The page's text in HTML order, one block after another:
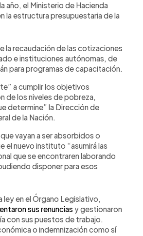
año, el Ministerio de Hacienda
la estructura presupuestaria de la
la recaudación de las cotizaciones
e instituciones autónomas, de
para programas de capacitación.
a cumplir los objetivos
de los niveles de pobreza,
determine” la Dirección de
de la Nación.
vayan a ser absorbidos o
el nuevo instituto “asumirá las
que se encontraren laborando
disponer para esos
ley en el Órgano Legislativo,
sus renuncias y gestionaron
con sus puestos de trabajo.
o indemnización como sí